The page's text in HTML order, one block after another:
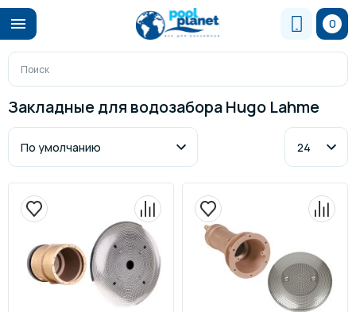
0
Закладные для водозабора Hugo Lahme